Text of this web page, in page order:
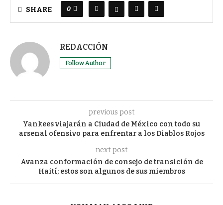
SHARE 0
REDACCIÓN
Follow Author
previous post
Yankees viajarán a Ciudad de México con todo su
arsenal ofensivo para enfrentar a los Diablos Rojos
next post
Avanza conformación de consejo de transición de
Haití; estos son algunos de sus miembros